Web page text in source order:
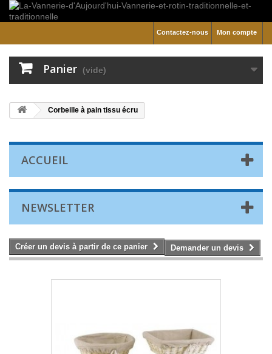
Mon compte
Contactez-nous
Panier (vide)
Corbeille à pain tissu écru
ACCUEIL
NEWSLETTER
Créer un devis à partir de ce panier Demander un devis